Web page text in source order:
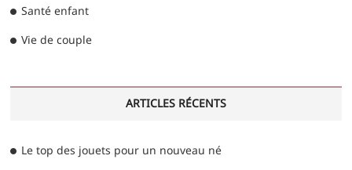
Santé enfant
Vie de couple
ARTICLES RÉCENTS
Le top des jouets pour un nouveau né